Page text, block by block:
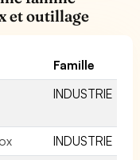
et outillage
Famille
INDUSTRIE
INDUSTRIE